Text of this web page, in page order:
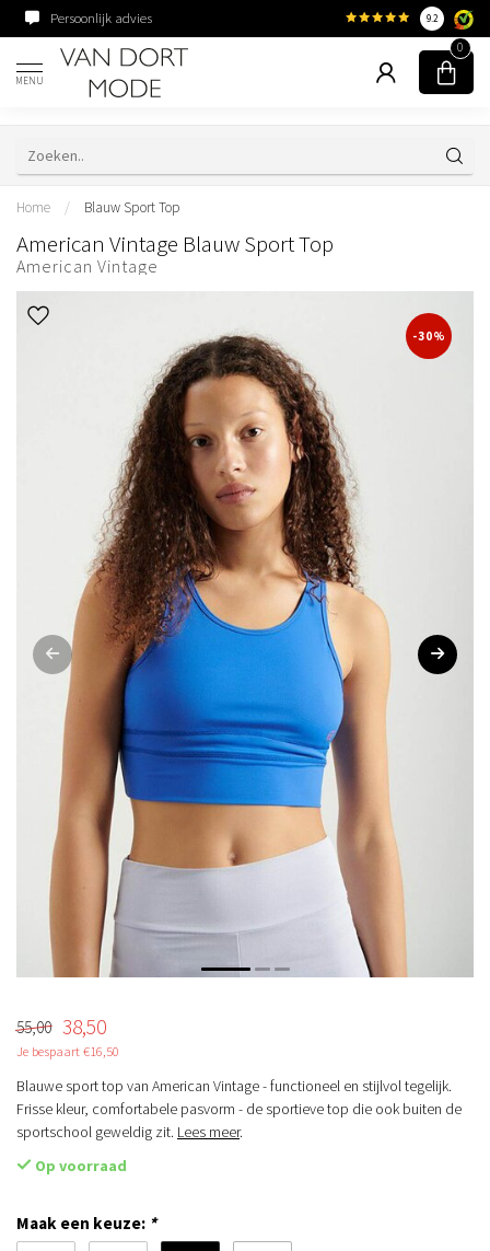
Persoonlijk advies Familiebedrijf sinds
9.2
MENU
0
Home / Blauw Sport Top
American Vintage Blauw Sport Top
American Vintage
-30%
55,00 38,50
Je bespaart €16,50
Blauwe sport top van American Vintage - functioneel en stijlvol tegelijk.
Frisse kleur, comfortabele pasvorm - de sportieve top die ook buiten de
sportschool geweldig zit. Lees meer.
Op voorraad
Maak een keuze: *